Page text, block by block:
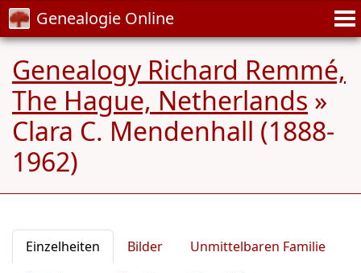
Genealogie Online
Genealogy Richard Remmé,
The Hague, Netherlands »
Clara C. Mendenhall (1888-
1962)
Einzelheiten Bilder
Unmittelbaren Familie